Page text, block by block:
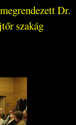
Dr.
szakág